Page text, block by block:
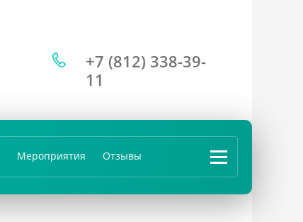
+7 (812) 338-39-
11
Мероприятия Отзывы ...